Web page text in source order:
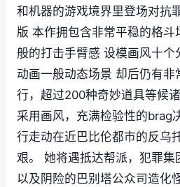
和机器的游戏境界里登场对抗
版 本作拥包含非常平稳的格斗
般的打击手臂感 设模画风十个
动画一般动态场景 却后仍有非
行，超过200种奇妙道具等候
采用画风，充满检验性的brag
行走动在近巴比伦都市的反乌
艰。 她将遇抵达帮派，犯罪集
以及阴险的巴别塔公众司造化